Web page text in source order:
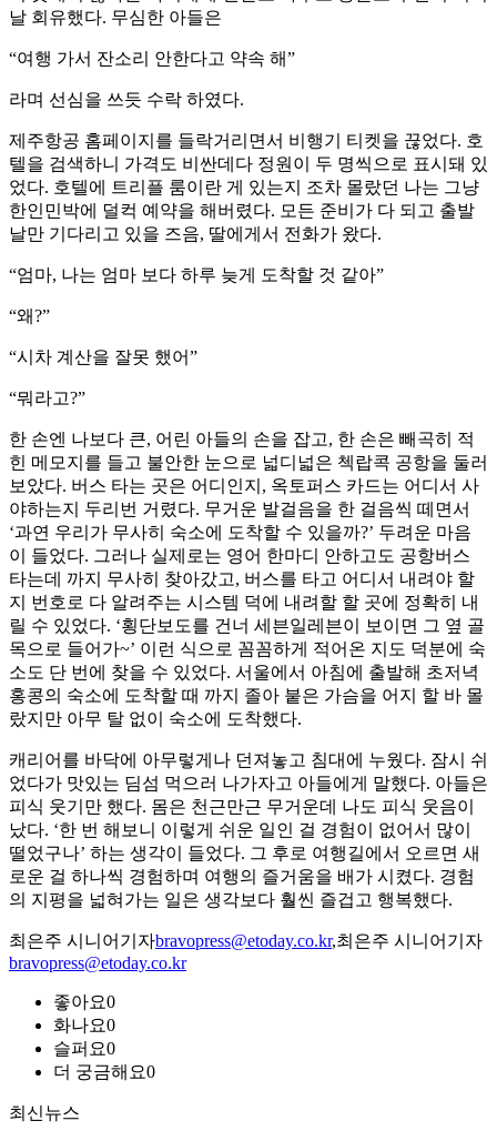
날 회유했다. 무심한 아들은
“여행 가서 잔소리 안한다고 약속 해”
라며 선심을 쓰듯 수락 하였다.
제주항공 홈페이지를 들락거리면서 비행기 티켓을 끊었다. 호
텔을 검색하니 가격도 비싼데다 정원이 두 명씩으로 표시돼 있
었다. 호텔에 트리플 룸이란 게 있는지 조차 몰랐던 나는 그냥
한인민박에 덜컥 예약을 해버렸다. 모든 준비가 다 되고 출발
날만 기다리고 있을 즈음, 딸에게서 전화가 왔다.
“엄마, 나는 엄마 보다 하루 늦게 도착할 것 같아”
“왜?”
“시차 계산을 잘못 했어”
“뭐라고?”
한 손엔 나보다 큰, 어린 아들의 손을 잡고, 한 손은 빼곡히 적
힌 메모지를 들고 불안한 눈으로 넓디넓은 첵랍콕 공항을 둘러
보았다. 버스 타는 곳은 어디인지, 옥토퍼스 카드는 어디서 사
야하는지 두리번 거렸다. 무거운 발걸음을 한 걸음씩 떼면서
‘과연 우리가 무사히 숙소에 도착할 수 있을까?’ 두려운 마음
이 들었다. 그러나 실제로는 영어 한마디 안하고도 공항버스
타는데 까지 무사히 찾아갔고, 버스를 타고 어디서 내려야 할
지 번호로 다 알려주는 시스템 덕에 내려할 할 곳에 정확히 내
릴 수 있었다. ‘횡단보도를 건너 세븐일레븐이 보이면 그 옆 골
목으로 들어가~’ 이런 식으로 꼼꼼하게 적어온 지도 덕분에 숙
소도 단 번에 찾을 수 있었다. 서울에서 아침에 출발해 초저녁
홍콩의 숙소에 도착할 때 까지 졸아 붙은 가슴을 어지 할 바 몰
랐지만 아무 탈 없이 숙소에 도착했다.
캐리어를 바닥에 아무렇게나 던져놓고 침대에 누웠다. 잠시 쉬
었다가 맛있는 딤섬 먹으러 나가자고 아들에게 말했다. 아들은
피식 웃기만 했다. 몸은 천근만근 무거운데 나도 피식 웃음이
났다. ‘한 번 해보니 이렇게 쉬운 일인 걸 경험이 없어서 많이
떨었구나’ 하는 생각이 들었다. 그 후로 여행길에서 오르면 새
로운 걸 하나씩 경험하며 여행의 즐거움을 배가 시켰다. 경험
의 지평을 넓혀가는 일은 생각보다 훨씬 즐겁고 행복했다.
최은주 시니어기자bravopress@etoday.co.kr,최은주 시니어기자
bravopress@etoday.co.kr
좋아요0
화나요0
슬퍼요0
더 궁금해요0
최신뉴스